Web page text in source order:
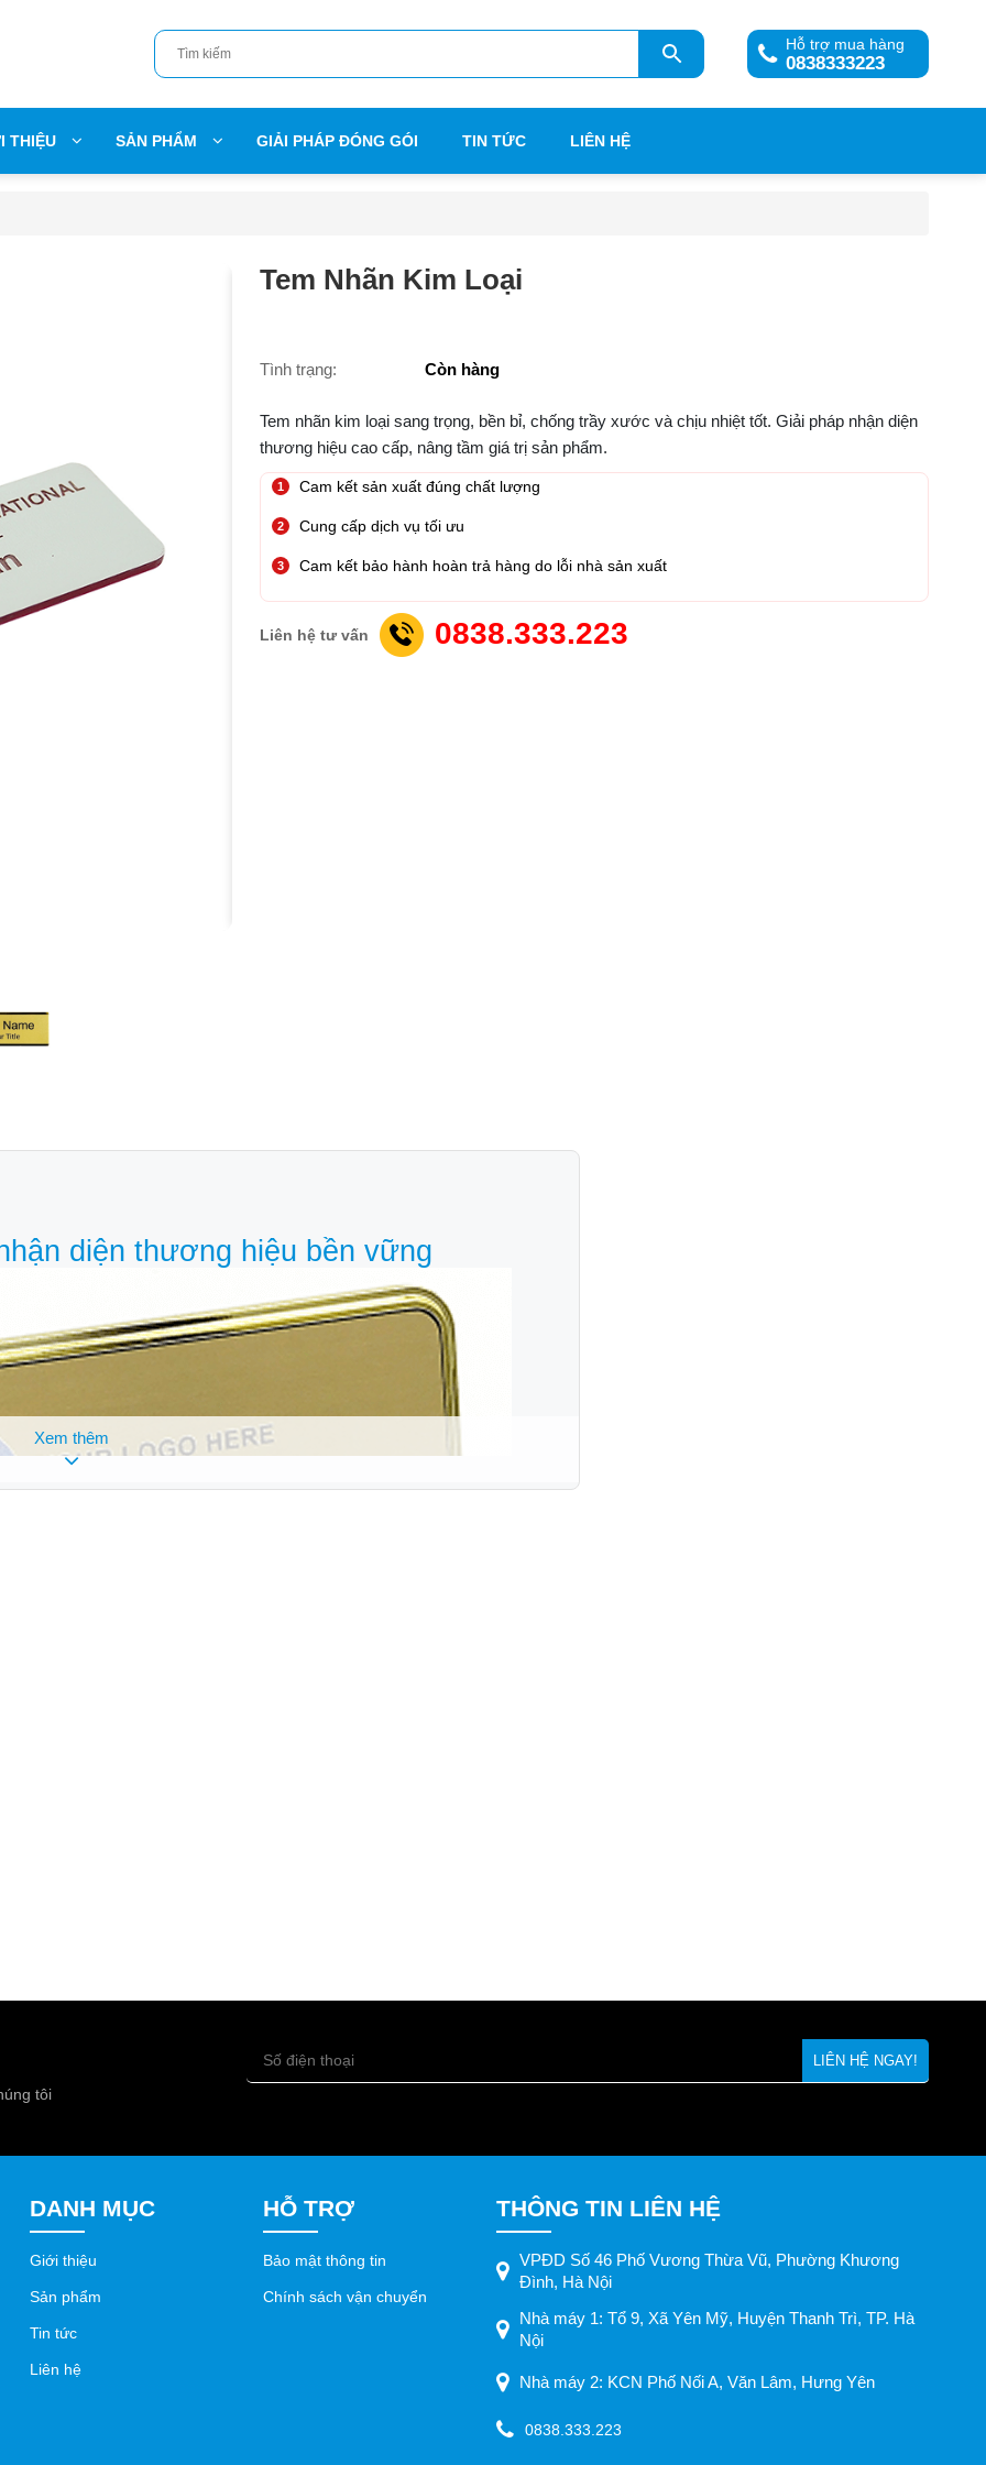
Hỗ trợ mua hàng
0838333223
THIỆU SẢN PHẨM GIẢI PHÁP ĐÓNG GÓI TIN TỨC LIÊN HỆ
Tem Nhãn Kim Loại
Tình trạng: Còn hàng
Tem nhãn kim loại sang trọng, bền bỉ, chống trầy xước và chịu nhiệt tốt. Giải pháp nhận diện
thương hiệu cao cấp, nâng tầm giá trị sản phẩm.
Cam kết sản xuất đúng chất lượng
Cung cấp dịch vụ tối ưu
Cam kết bảo hành hoàn trả hàng do lỗi nhà sản xuất
Liên hệ tư vấn 0838.333.223
diện thương hiệu bền vững
trọng.
lâu dài.
nhau.
Xem thêm
tôi
DANH MỤC
Giới thiệu
Sản phẩm
Tin tức
Liên hệ
HỖ TRỢ
Bảo mật thông tin
Chính sách vận chuyển
THÔNG TIN LIÊN HỆ
VPĐD Số 46 Phố Vương Thừa Vũ, Phường Khương
Đình, Hà Nội
Nhà máy 1: Tổ 9, Xã Yên Mỹ, Huyện Thanh Trì, TP. Hà
Nội
Nhà máy 2: KCN Phố Nối A, Văn Lâm, Hưng Yên
0838.333.223